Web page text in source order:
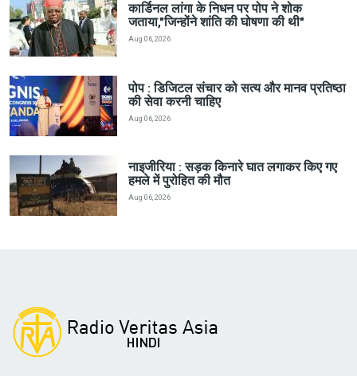
कार्डिनल लांगा के निधन पर पोप ने शोक
जताया,"जिन्होंने शांति की घोषणा की थी"
Aug 06, 2026
पोप : डिजिटल संचार को सत्य और मानव प्रतिष्ठा
की सेवा करनी चाहिए
Aug 06, 2026
नाइजीरिया : सड़क किनारे घात लगाकर किए गए
हमले में पुरोहित की मौत
Aug 06, 2026